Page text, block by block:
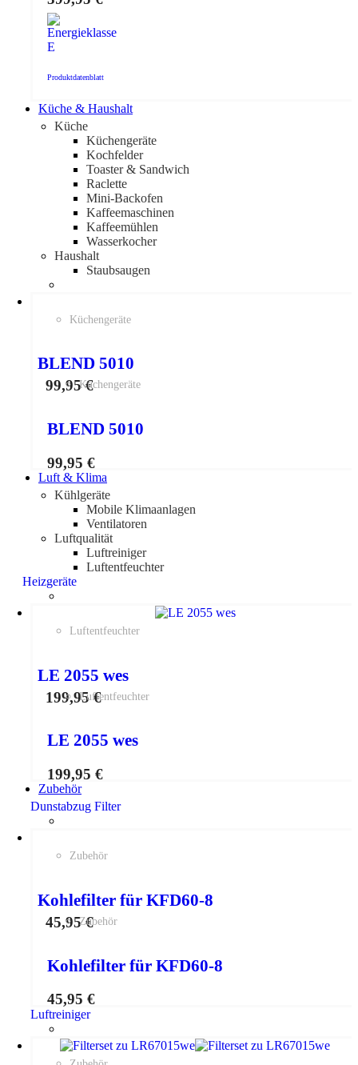
Produktdatenblatt
Küche & Haushalt
Küche
Küchengeräte
Kochfelder
Toaster & Sandwich
Raclette
Mini-Backofen
Kaffeemaschinen
Kaffeemühlen
Wasserkocher
Haushalt
Staubsaugen
Küchengeräte
BLEND 5010
99,95€
Küchengeräte
BLEND 5010
99,95€
Luft & Klima
Kühlgeräte
Mobile Klimaanlagen
Ventilatoren
Luftqualität
Luftreiniger
Luftentfeuchter
Heizgeräte
Luftentfeuchter
LE 2055 wes
199,95€
Luftentfeuchter
LE 2055 wes
199,95€
Zubehör
Dunstabzug Filter
Zubehör
Kohlefilter für KFD60-8
45,95€
Zubehör
Kohlefilter für KFD60-8
45,95€
Luftreiniger